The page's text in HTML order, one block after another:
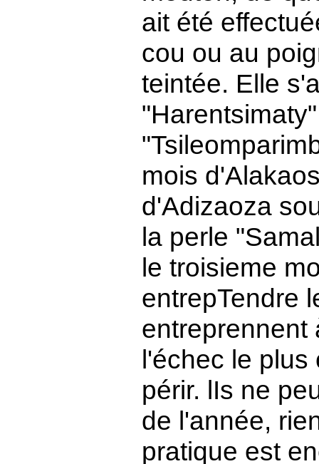
ait été
cou ou au
teintée. Elle
mois
d'Adizaoza
la perle
le troisieme
entrepTendre
entreprennent
l'échec le plus
périr. lIs ne
de l'année,
pratique est